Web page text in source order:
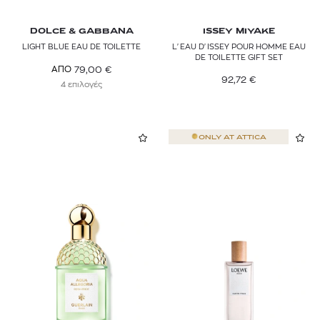
DOLCE & GABBANA
LIGHT BLUE EAU DE TOILETTE
ΑΠΟ 79,00 €
4 επιλογές
ISSEY MIYAKE
L'EAU D'ISSEY POUR HOMME EAU
DE TOILETTE GIFT SET
92,72 €
ONLY AT ATTICA